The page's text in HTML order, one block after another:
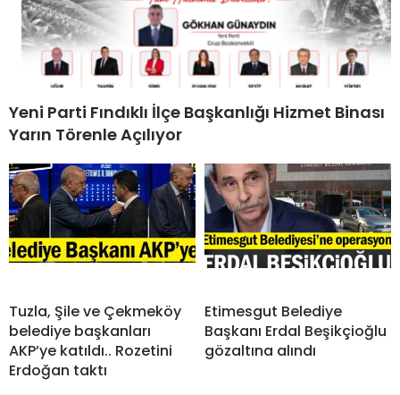
Yeni Parti Fındıklı İlçe Başkanlığı Hizmet Binası
Yarın Törenle Açılıyor
Tuzla, Şile ve Çekmeköy
belediye başkanları
AKP’ye katıldı.. Rozetini
Erdoğan taktı
Etimesgut Belediye
Başkanı Erdal Beşikçioğlu
gözaltına alındı